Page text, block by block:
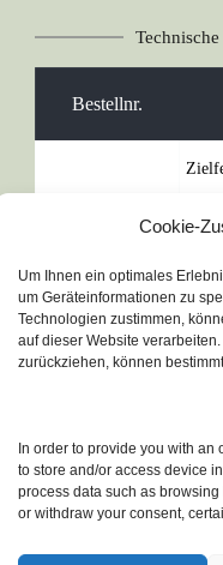
Cookie-
Um Ihnen ein optimales
um Geräteinformationen zu
Technologien zustimmen,
auf dieser Website
zurückziehen, können
In order to provide you with
to store and/or access device
process data such as
or withdraw your consent,
Bestellnr.
mit